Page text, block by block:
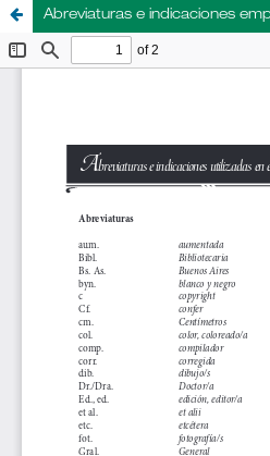
Abreviaturas e indicaciones